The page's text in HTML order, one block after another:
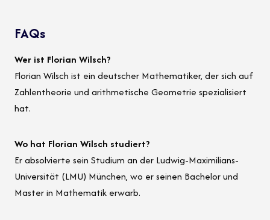
FAQs
Wer ist Florian Wilsch?
Florian Wilsch ist ein deutscher Mathematiker, der sich auf
Zahlentheorie und arithmetische Geometrie spezialisiert
hat.
Wo hat Florian Wilsch studiert?
Er absolvierte sein Studium an der Ludwig-Maximilians-
Universität (LMU) München, wo er seinen Bachelor und
Master in Mathematik erwarb.